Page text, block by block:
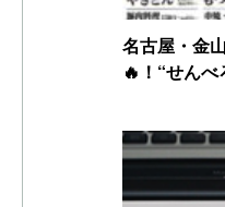
名古屋・金
🔥！“せんべ